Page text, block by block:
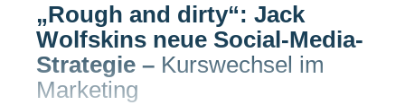
„Rough and dirty“: Jack
Wolfskins neue Social-Media-
Strategie – Kurswechsel im
Marketing